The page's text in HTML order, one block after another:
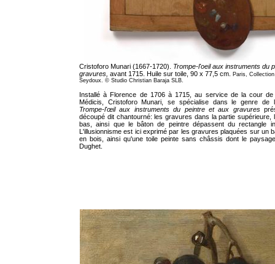
Cristoforo Munari (1667-1720). Trompe-l'oeil aux instruments du
gravures, avant 1715. Huile sur toile, 90 x 77,5 cm. Paris,
Seydoux. © Studio Christian Baraja SLB.
Installé à Florence de 1706 à 1715, au service de la cour
Médicis, Cristoforo Munari, se spécialise dans le genre de
Trompe-l'œil aux instruments du peintre et aux gravures
découpé dit chantourné: les gravures dans la partie supérieure,
bas, ainsi que le bâton de peintre dépassent du rectangle
L'illusionnisme est ici exprimé par les gravures plaquées sur un
en bois, ainsi qu'une toile peinte sans châssis dont le
Dughet.